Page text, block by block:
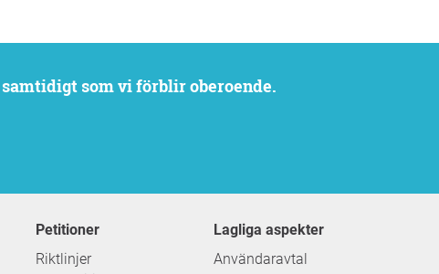
som vi förblir oberoende.
Petitioner
Riktlinjer
Lagliga aspekter
Användaravtal